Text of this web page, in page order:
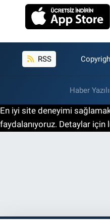
RSS
Haber
En iyi site deneyimi
faydalanıyoruz. Detaylar için